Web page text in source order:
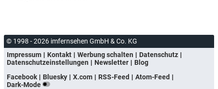
© 1998 - 2026 imfernsehen GmbH & Co. KG
Impressum
Kontakt Werbung schalten
Datenschutz
Datenschutzeinstellungen
Newsletter
Blog
Facebook
Bluesky X.com RSS-Feed
Atom-Feed
Dark-Mode